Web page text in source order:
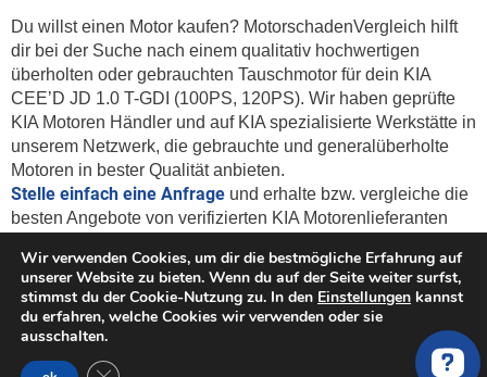
Du willst einen Motor kaufen? MotorschadenVergleich hilft
dir bei der Suche nach einem qualitativ hochwertigen
überholten oder gebrauchten Tauschmotor für dein KIA
CEE’D JD 1.0 T-GDI (100PS, 120PS). Wir haben geprüfte
KIA Motoren Händler und auf KIA spezialisierte Werkstätte in
unserem Netzwerk, die gebrauchte und generalüberholte
Motoren in bester Qualität anbieten.
Stelle einfach eine Anfrage und erhalte bzw. vergleiche die
besten Angebote von verifizierten KIA Motorenlieferanten
deinen Motorschaden.
Wir verwenden Cookies, um dir die bestmögliche Erfahrung auf
unserer Website zu bieten. Wenn du auf der Seite weiter surfst,
stimmst du der Cookie-Nutzung zu. In den Einstellungen kannst
du erfahren, welche Cookies wir verwenden oder sie
ausschalten.
GDPR Cookie-Banner schließen